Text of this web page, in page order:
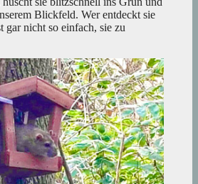
Blickfeld. Wer entdeckt sie
gar nicht so einfach, sie zu